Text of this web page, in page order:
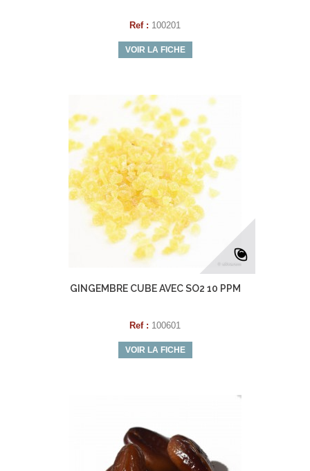
Ref : 100201
VOIR LA FICHE
GINGEMBRE CUBE AVEC SO2 10 PPM
Ref : 100601
VOIR LA FICHE